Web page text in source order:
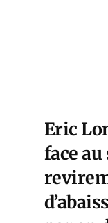
Eric
face